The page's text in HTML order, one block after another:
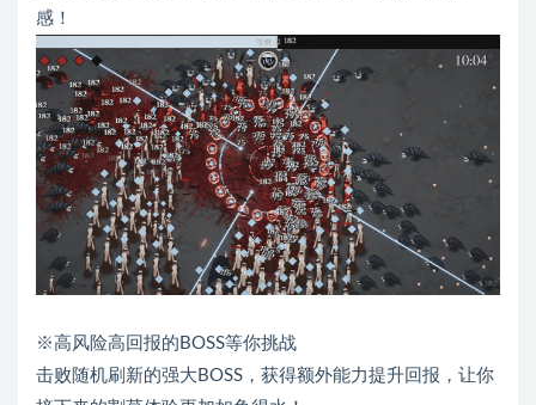
感！
※高风险高回报的BOSS等你挑战
击败随机刷新的强大BOSS，获得额外能力提升回报，让你